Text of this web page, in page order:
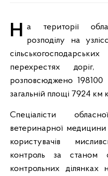
На території області шляхом наземного розподілу на
перехрестях доріг,
розповсюджено
загальній площі 7924 км
Спеціалісти
ветеринарної медицини
користувачів
контроль за станом
контрольних